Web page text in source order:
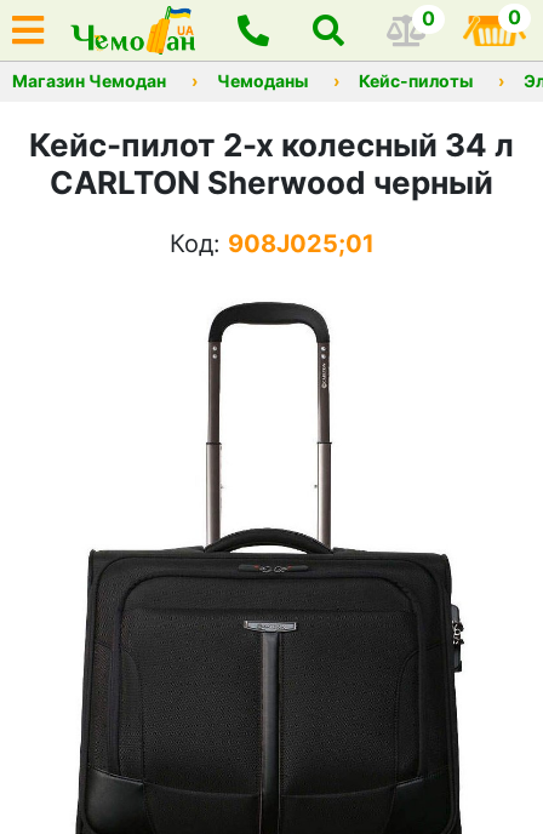
0 0
Магазин Чемодан Чемоданы Кейс-пилоты
Кейс-пилот 2-х колесный 34 л
CARLTON Sherwood черный
Код: 908J025;01